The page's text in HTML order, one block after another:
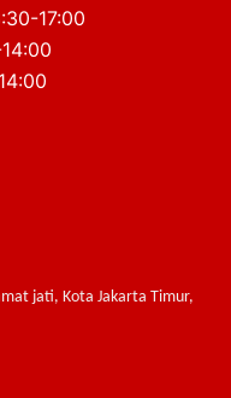
17:00
jati, Kota Jakarta Timur,